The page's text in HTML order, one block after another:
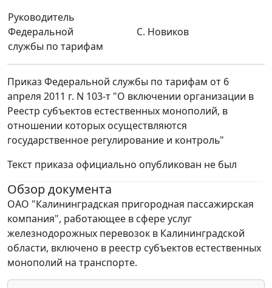
Руководитель
Федеральной
службы по тарифам
С. Новиков
Приказ Федеральной службы по тарифам от 6
апреля 2011 г. N 103-т "О включении организации в
Реестр субъектов естественных монополий, в
отношении которых осуществляются
государственное регулирование и контроль"
Текст приказа официально опубликован не был
Обзор документа
ОАО "Калининградская пригородная пассажирская
компания", работающее в сфере услуг
железнодорожных перевозок в Калининградской
области, включено в реестр субъектов естественных
монополий на транспорте.